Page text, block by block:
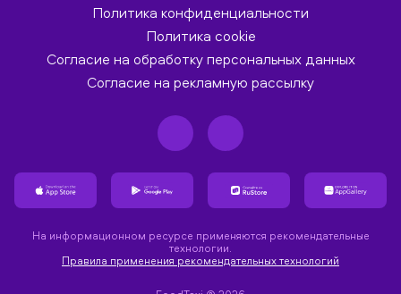
Политика конфиденциальности
Политика cookie
Согласие на обработку персональных данных
Согласие на рекламную рассылку
На информационном ресурсе применяются рекомендательные
технологии.
Правила применения рекомендательных технологий